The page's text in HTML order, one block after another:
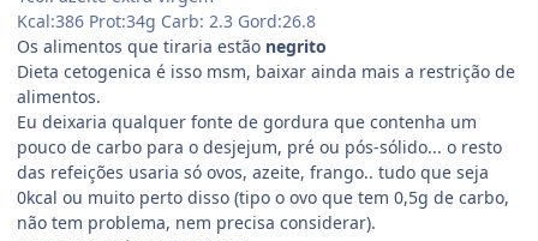
Kcal:386 Prot:34g Carb: 2.3 Gord:26.8
Os alimentos que tiraria estão negrito
Dieta cetogenica é isso msm, baixar ainda mais a restrição de
alimentos.
Eu deixaria qualquer fonte de gordura que contenha um
pouco de carbo para o desjejum, pré ou pós-sólido... o resto
das refeições usaria só ovos, azeite, frango.. tudo que seja
0kcal ou muito perto disso (tipo o ovo que tem 0,5g de carbo,
não tem problema, nem precisa considerar).